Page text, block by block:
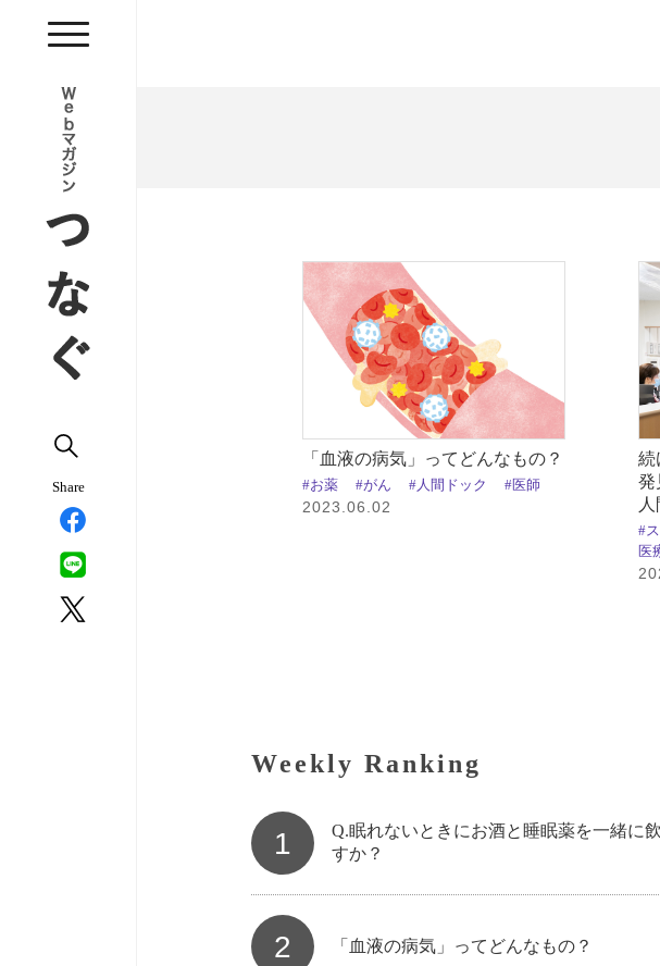
Share
「血液の病気」ってどんなもの？
#お薬 #がん #人間ドック #医師
2023.06.02
続
発
#
医
Weekly Ranking
1
Q.眠れないときにお酒と睡眠薬を一緒に
すか？
2 「血液の病気」ってどんなもの？